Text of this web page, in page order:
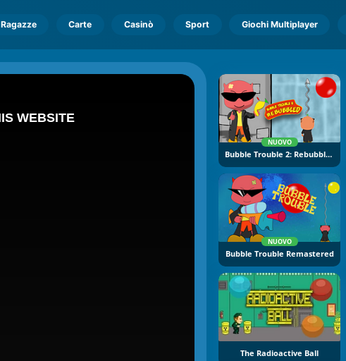
Ragazze Carte Casinò Sport Giochi Multiplayer
NUOVO
Bubble Trouble 2: Rebubbled
NUOVO
Bubble Trouble Remastered
The Radioactive Ball